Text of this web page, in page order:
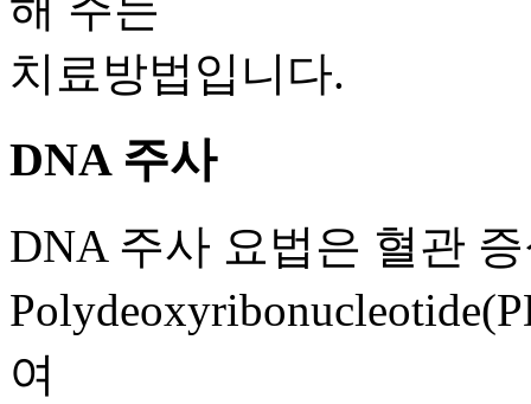
치료방법입니다.
DNA 주사
DNA 주사 요법은 혈관
여